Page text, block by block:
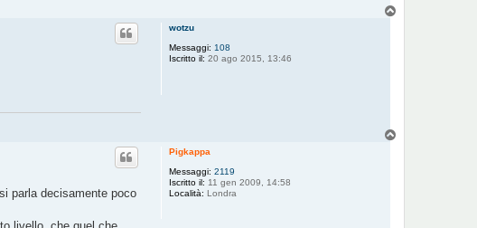
wotzu
Messaggi: 108
Iscritto il: 20 ago 2015, 13:46
Pigkappa
Messaggi: 2119
Iscritto il: 11 gen 2009, 14:58
Località: Londra
parla decisamente poco